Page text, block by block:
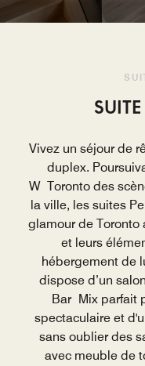
Vivez un séjour de
duplex.
W Toronto des
la ville, les suites
glamour de Toronto
et leurs
hébergement de
dispose d’un
Bar Mix parfait
spectaculaire et
sans oublier des
avec meuble de